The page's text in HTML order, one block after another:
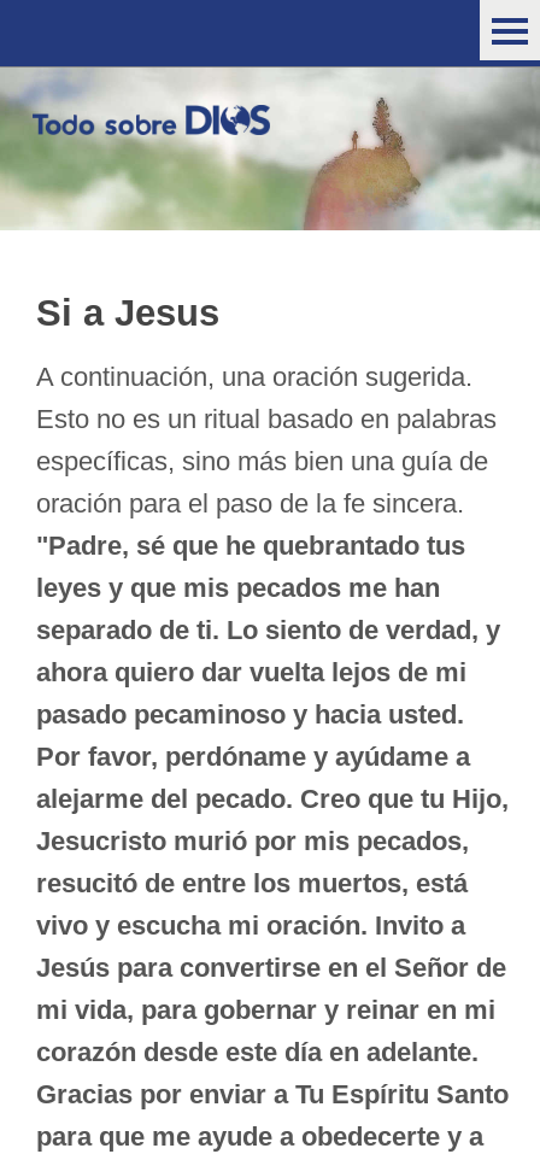
Si a Jesus
A continuación, una oración sugerida.
Esto no es un ritual basado en palabras
específicas, sino más bien una guía de
oración para el paso de la fe sincera.
"Padre, sé que he quebrantado tus
leyes y que mis pecados me han
separado de ti. Lo siento de verdad, y
ahora quiero dar vuelta lejos de mi
pasado pecaminoso y hacia usted.
Por favor, perdóname y ayúdame a
alejarme del pecado. Creo que tu Hijo,
Jesucristo murió por mis pecados,
resucitó de entre los muertos, está
vivo y escucha mi oración. Invito a
Jesús para convertirse en el Señor de
mi vida, para gobernar y reinar en mi
corazón desde este día en adelante.
Gracias por enviar a Tu Espíritu Santo
para que me ayude a obedecerte y a